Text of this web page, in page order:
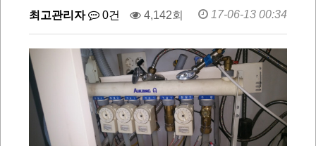
최고관리자 0건 4,142회 17-06-13 00:34